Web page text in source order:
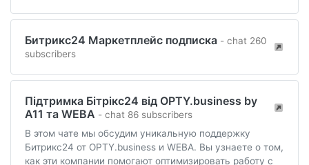
Битрикс24 Маркетплейс подписка - chat 260
subscribers
Підтримка Бітрікс24 від OPTY.business by
A11 та WEBA - chat 86 subscribers
В этом чате мы обсудим уникальную поддержку
Битрикс24 от OPTY.business и WEBA. Вы узнаете о том,
как эти компании помогают оптимизировать работу с